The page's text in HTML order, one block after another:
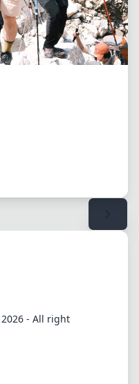
2026 - All right